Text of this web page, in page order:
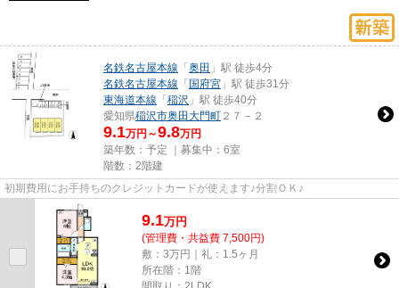
名鉄名古屋本線 「 奥田 」駅 徒歩4分
名鉄名古屋本線 「 国府宮 」駅 徒歩31分
東海道本線 「 稲沢 」駅 徒歩40分
愛知県稲沢市奥田大門町 ２７－２
9.1万円～9.8万円
築年数：予定 ｜募集中： 6室
階数：2階建
初期費用にお手持ちのクレジットカードが使えます♪分割ＯＫ♪
9.1万円
(管理費・共益費 7,500円)
敷：3万円｜礼：1.5ヶ月
所在階：1階